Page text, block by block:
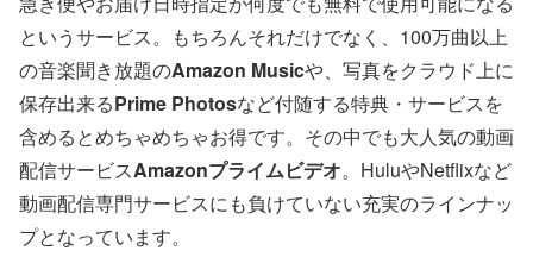
というサービス。もちろんそれだけでなく、100万曲以上
の音楽聞き放題のAmazon Musicや、写真をクラウド上に
保存出来るPrime Photosなど付随する特典・サービスを
含めるとめちゃめちゃお得です。その中でも大人気の動画
配信サービスAmazonプライムビデオ。HuluやNetflixなど
動画配信専門サービスにも負けていない充実のラインナッ
プとなっています。